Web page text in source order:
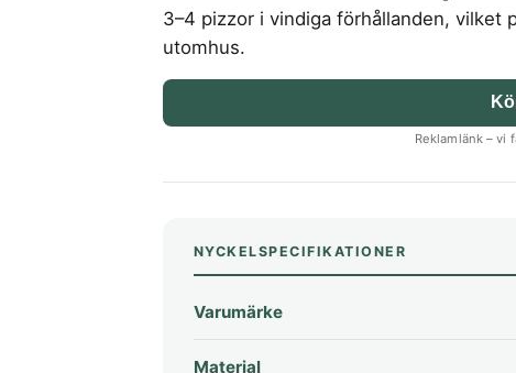
3–4 pizzor i vindiga förhållanden, vilket
utomhus.
Reklamlänk – vi
NYCKELSPECIFIKATIONER
Varumärke
Material